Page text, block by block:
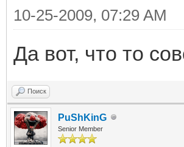
10-25-2009, 07:29 AM
Да вот, что то
Поиск
PuShKinG
Senior Member